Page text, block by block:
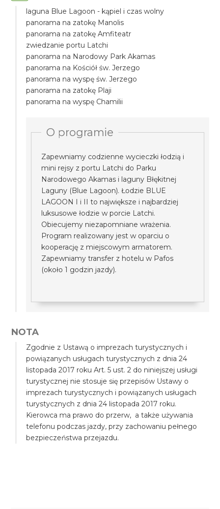
laguna Blue Lagoon - kąpiel i czas wolny
panorama na zatokę Manolis
panorama na zatokę Amfiteatr
zwiedzanie portu Latchi
panorama na Narodowy Park Akamas
panorama na Kościół św. Jerzego
panorama na wyspę św. Jerzego
panorama na zatokę Plaji
panorama na wyspę Chamilii
O programie
Zapewniamy codzienne wycieczki łodzią i
mini rejsy z portu Latchi do Parku
Narodowego Akamas i laguny Błękitnej
Laguny (Blue Lagoon). Łodzie BLUE
LAGOON I i II to największe i najbardziej
luksusowe łodzie w porcie Latchi.
Obiecujemy niezapomniane wrażenia.
Program realizowany jest w oparciu o
kooperację z miejscowym armatorem.
Zapewniamy transfer z hotelu w Pafos
(około 1 godzin jazdy).
NOTA
Zgodnie z Ustawą o imprezach turystycznych i
powiązanych usługach turystycznych z dnia 24
listopada 2017 roku Art. 5 ust. 2 do niniejszej usługi
turystycznej nie stosuje się przepisów Ustawy o
imprezach turystycznych i powiązanych usługach
turystycznych z dnia 24 listopada 2017 roku.
Kierowca ma prawo do przerw, a także używania
telefonu podczas jazdy, przy zachowaniu pełnego
bezpieczeństwa przejazdu.